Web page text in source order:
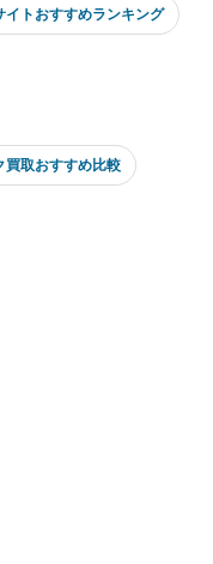
イトおすすめランキング
買取おすすめ比較